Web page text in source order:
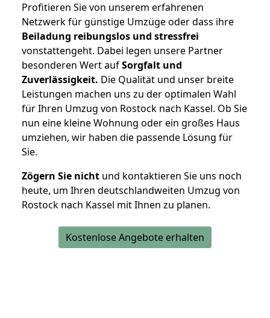
Profitieren Sie von unserem erfahrenen
Netzwerk für günstige Umzüge oder dass ihre
Beiladung reibungslos und stressfrei
vonstattengeht. Dabei legen unsere Partner
besonderen Wert aufSorgfalt und
Zuverlässigkeit. Die Qualität und unser breite
Leistungen machen uns zu der optimalen Wahl
für Ihren Umzug von Rostock nach Kassel. Ob Sie
nun eine kleine Wohnung oder ein großes Haus
umziehen, wir haben die passende Lösung für
Sie.
Zögern Sie nicht und kontaktieren Sie uns noch
heute, um Ihren deutschlandweiten Umzug von
Rostock nach Kassel mit Ihnen zu planen.
Kostenlose Angebote erhalten